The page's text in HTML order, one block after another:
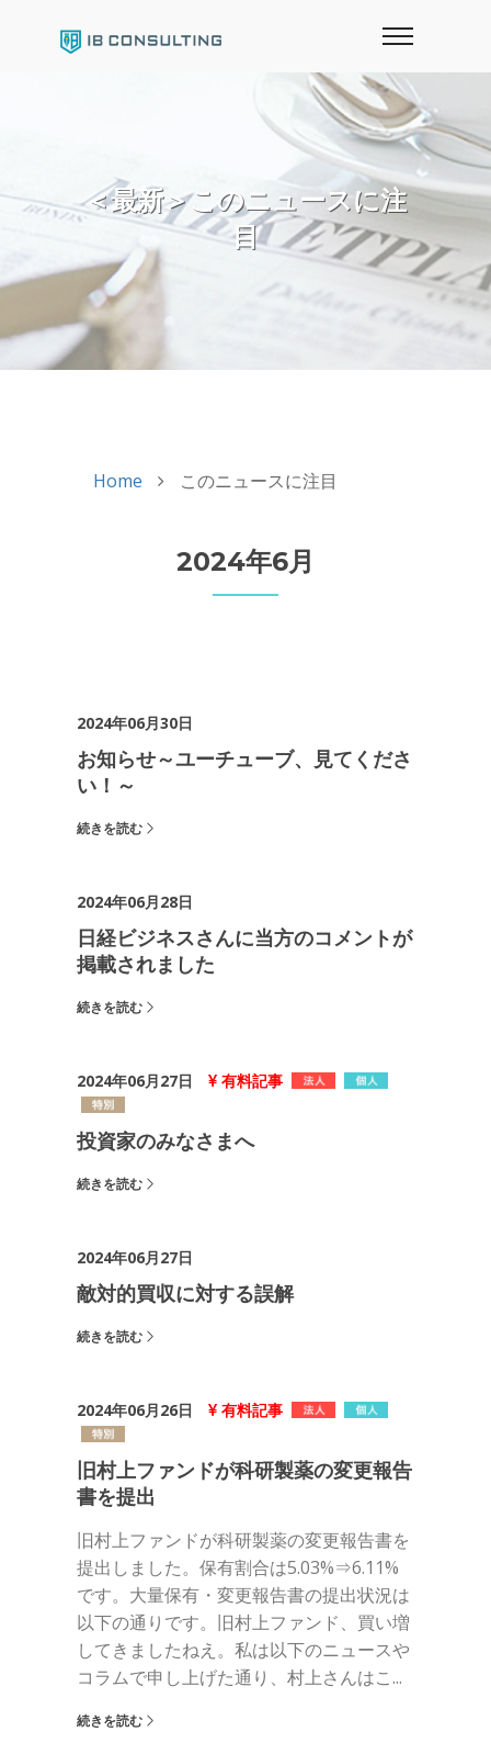
＜最新＞このニュースに注
目
Home このニュースに注目
2024年6月
2024年06月30日
お知らせ～ユーチューブ、見てくださ
い！～
続きを読む
2024年06月28日
日経ビジネスさんに当方のコメントが
掲載されました
続きを読む
2024年06月27日 有料記事
投資家のみなさまへ
続きを読む
2024年06月27日
敵対的買収に対する誤解
続きを読む
2024年06月26日 有料記事
旧村上ファンドが科研製薬の変更報告
書を提出
旧村上ファンドが科研製薬の変更報告書を
提出しました。保有割合は5.03%⇒6.11%
です。大量保有・変更報告書の提出状況は
以下の通りです。旧村上ファンド、買い増
してきましたねえ。私は以下のニュースや
コラムで申し上げた通り、村上さんはこ...
続きを読む